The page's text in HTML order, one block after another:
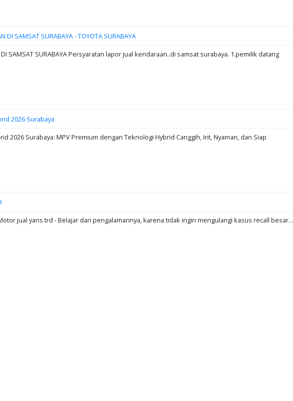
DI SAMSAT SURABAYA - TOYOTA SURABAYA
DI SAMSAT SURABAYA Persyaratan lapor jual kendaraan..di samsat surabaya. 1.pemilik datang
2026 Surabaya
2026 Surabaya: MPV Premium dengan Teknologi Hybrid Canggih, Irit, Nyaman, dan Siap
jual yaris trd - Belajar dari pengalamannya, karena tidak ingin mengulangi kasus recall besar...